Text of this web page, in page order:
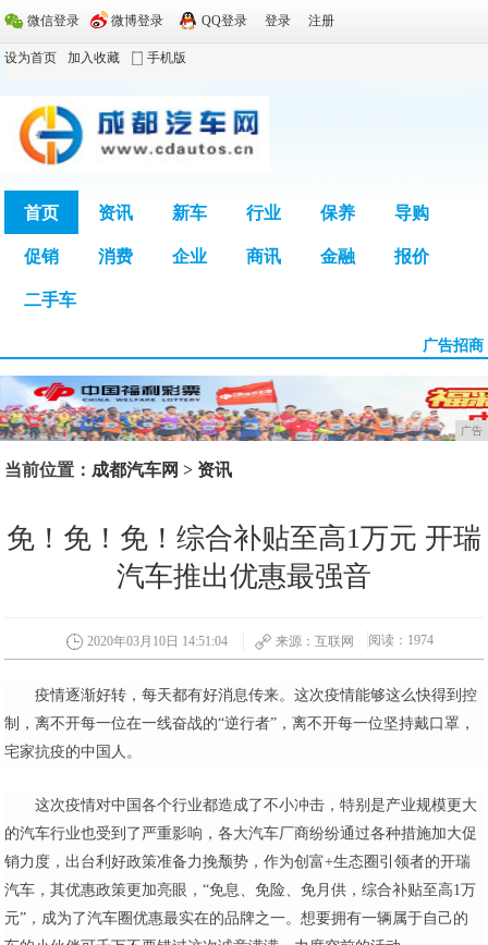
微信登录 微博登录 QQ登录 登录 注册
设为首页 加入收藏 手机版
首页 资讯 新车 行业 保养 导购
促销 消费 企业 商讯 金融 报价
二手车
广告招商
广告
当前位置： 成都汽车网 > 资讯
免！免！免！综合补贴至高1万元 开瑞
汽车推出优惠最强音
2020年03月10日 14:51:04 来源：互联网 阅读：1974
疫情逐渐好转，每天都有好消息传来。这次疫情能够这么快得到控
制，离不开每一位在一线奋战的“逆行者”，离不开每一位坚持戴口罩，
宅家抗疫的中国人。
这次疫情对中国各个行业都造成了不小冲击，特别是产业规模更大
的汽车行业也受到了严重影响，各大汽车厂商纷纷通过各种措施加大促
销力度，出台利好政策准备力挽颓势，作为创富+生态圈引领者的开瑞
汽车，其优惠政策更加亮眼，“免息、免险、免月供，综合补贴至高1万
元”，成为了汽车圈优惠最实在的品牌之一。想要拥有一辆属于自己的